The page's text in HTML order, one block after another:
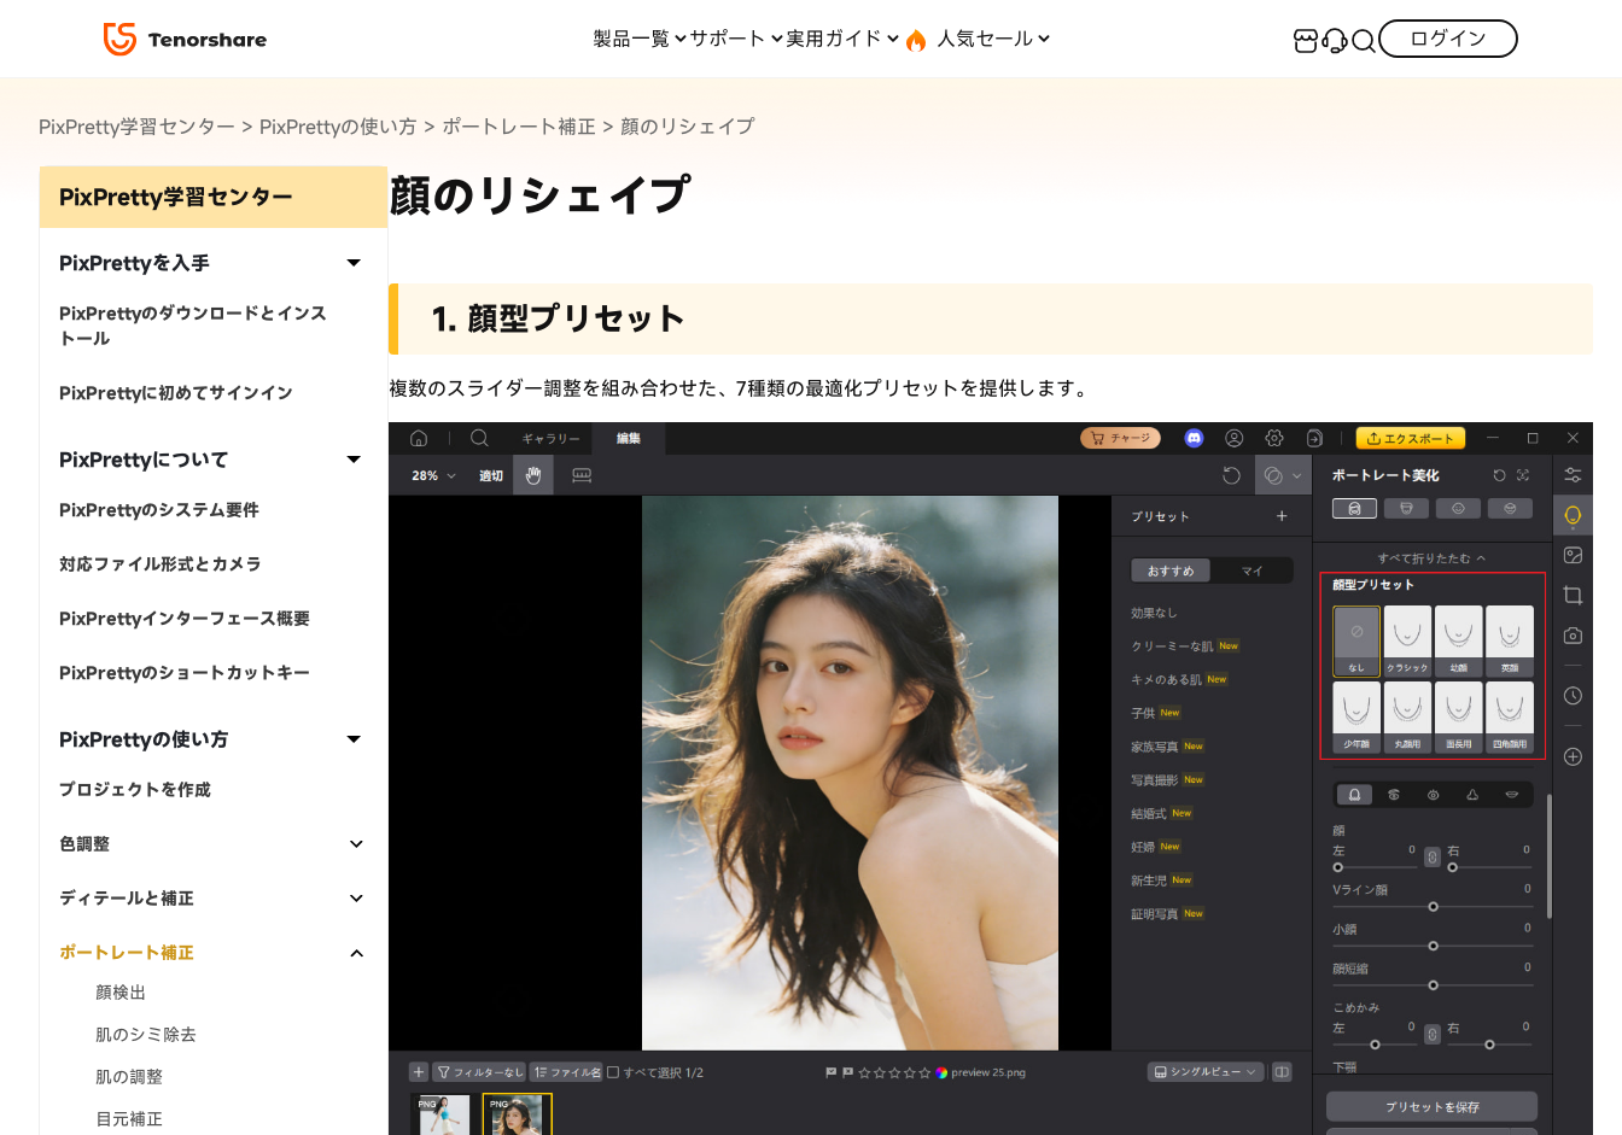
製品一覧
修復＆復元
PDF＆AI
データ転送
パスコード解除
ReiBoot-iOS システム修復 iOS 27
4DDiG-Windows データ復元
4DDiG-Mac データ復元
最新版
サポート
ダウンロードセンター
実用ガイド
ロック解除と修復
·iOS 27ダウングレード
·リカバリーモード設定
·「制限を無視」非表示
データ復元と転送
·iPhone間 連絡先コピー
·iTunes写真復元
·iPhone音楽取り込み方
位置情報変更
·位置情報ごまかす
最も充実したチュートリアル動画をご提供
実用ガイド
最も実践的な詳細チュートリアルをご提供
すべて
人気セール
無料キャンペーン
無料キャンペーン
iCareFone 7日間無料体験
iPhoneバックアップ＆転送ソフト「iCareFone」で、LINE・写真・連
絡先など20種以上のデータを高速バックアップ＆転送！
00
ログイン
PixPretty学習センター > PixPrettyの使い方 > ポートレート補正 > 顔のリシェイプ
PixPretty学習センター
PixPrettyを入手
PixPrettyのダウンロードとインス
トール
PixPrettyに初めてサインイン
PixPrettyについて
PixPrettyのシステム要件
対応ファイル形式とカメラ
PixPrettyインターフェース概要
PixPrettyのショートカットキー
PixPrettyの使い方
プロジェクトを作成
色調整
ディテールと補正
ポートレート補正
顔検出
肌のシミ除去
肌の調整
目元補正
顔のリシェイプ
1. 顔型プリセット
複数のスライダー調整を組み合わせた、7種類の最適化プリセットを提供します。